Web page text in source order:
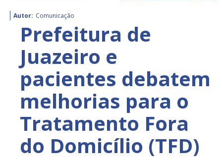
Autor: Comunicação
Prefeitura de
Juazeiro e
pacientes debatem
melhorias para o
Tratamento Fora
do Domicílio (TFD)